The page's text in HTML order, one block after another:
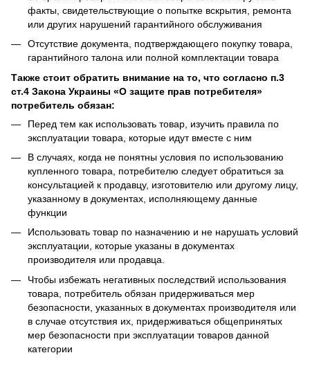
факты, свидетельствующие о попытке вскрытия, ремонта
или других нарушений гарантийного обслуживания
Отсутствие документа, подтверждающего покупку товара,
гарантийного талона или полной комплектации товара
Также стоит обратить внимание на то, что согласно п.3
ст.4 Закона Украины «О защите прав потребителя»
потребитель обязан:
Перед тем как использовать товар, изучить правила по
эксплуатации товара, которые идут вместе с ним
В случаях, когда не понятны условия по использованию
купленного товара, потребителю следует обратиться за
консультацией к продавцу, изготовителю или другому лицу,
указанному в документах, исполняющему данные
функции
Использовать товар по назначению и не нарушать условий
эксплуатации, которые указаны в документах
производителя или продавца.
Чтобы избежать негативных последствий использования
товара, потребитель обязан придерживаться мер
безопасности, указанных в документах производителя или
в случае отсутствия их, придерживаться общепринятых
мер безопасности при эксплуатации товаров данной
категории